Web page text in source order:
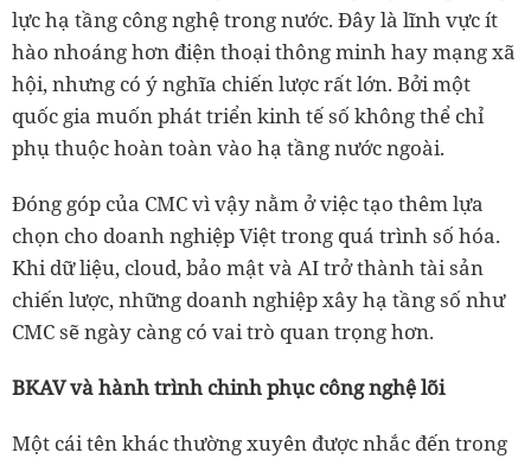
lực hạ tầng công nghệ trong nước. Đây là lĩnh vực ít
hào nhoáng hơn điện thoại thông minh hay mạng xã
hội, nhưng có ý nghĩa chiến lược rất lớn. Bởi một
quốc gia muốn phát triển kinh tế số không thể chỉ
phụ thuộc hoàn toàn vào hạ tầng nước ngoài.
Đóng góp của CMC vì vậy nằm ở việc tạo thêm lựa
chọn cho doanh nghiệp Việt trong quá trình số hóa.
Khi dữ liệu, cloud, bảo mật và AI trở thành tài sản
chiến lược, những doanh nghiệp xây hạ tầng số như
CMC sẽ ngày càng có vai trò quan trọng hơn.
BKAV và hành trình chinh phục công nghệ lõi
Một cái tên khác thường xuyên được nhắc đến trong